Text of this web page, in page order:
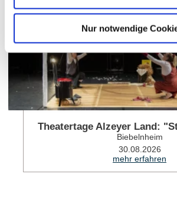
Nur notwendige
Theatertage Alzeyer Land:
Biebelnheim
30.08.2026
mehr erfahren